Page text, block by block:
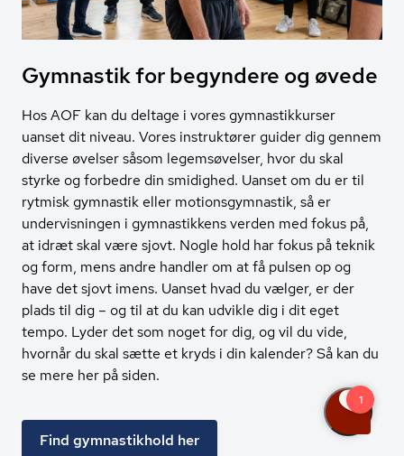
Gymnastik for begyndere og øvede
Hos AOF kan du deltage i vores gymnastikkurser
uanset dit niveau. Vores instruktører guider dig gennem
diverse øvelser såsom legemsøvelser, hvor du skal
styrke og forbedre din smidighed. Uanset om du er til
rytmisk gymnastik eller motionsgymnastik, så er
undervisningen i gymnastikkens verden med fokus på,
at idræt skal være sjovt. Nogle hold har fokus på teknik
og form, mens andre handler om at få pulsen op og
have det sjovt imens. Uanset hvad du vælger, er der
plads til dig – og til at du kan udvikle dig i dit eget
tempo. Lyder det som noget for dig, og vil du vide,
hvornår du skal sætte et kryds i din kalender? Så kan du
se mere her på siden.
Find gymnastikhold her